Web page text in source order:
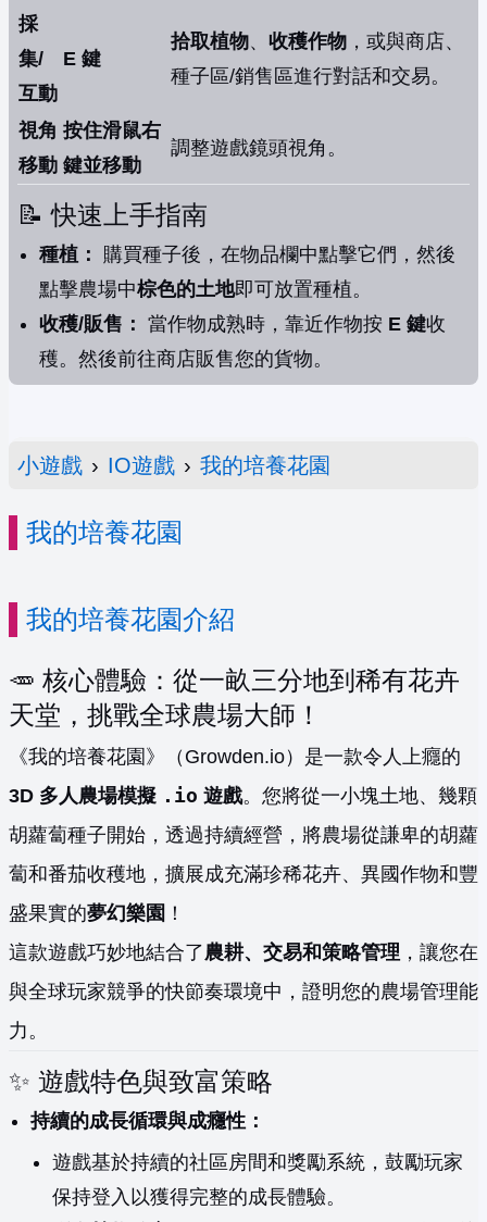
採
集/
互動
E 鍵
拾取植物、 收穫作物 ，或與商店、
種子區/銷售區進行對話和交易。
視角
移動
按住滑鼠右
鍵並移動
調整遊戲鏡頭視角。
📝 快速上手指南
種植：
購買種子後，在物品欄中點擊它們，然後
點擊農場中棕色的土地即可放置種植。
收穫/販售： 當作物成熟時，靠近作物按 E 鍵收
穫。然後前往商店販售您的貨物。
小遊戲 › IO遊戲 › 我的培養花園
我的培養花園
我的培養花園介紹
🥕 核心體驗：從一畝三分地到稀有花卉
天堂，挑戰全球農場大師！
《我的培養花園》（Growden.io）是一款令人上癮的
3D 多人農場模擬 .io 遊戲。您將從一小塊土地、幾顆
胡蘿蔔種子開始，透過持續經營，將農場從謙卑的胡蘿
蔔和番茄收穫地，擴展成充滿珍稀花卉、異國作物和豐
盛果實的夢幻樂園 ！
這款遊戲巧妙地結合了農耕、交易和策略管理 ，讓您在
與全球玩家競爭的快節奏環境中，證明您的農場管理能
力。
✨ 遊戲特色與致富策略
持續的成長循環與成癮性：
遊戲基於持續的社區房間和獎勵系統，鼓勵玩家
保持登入以獲得完整的成長體驗。